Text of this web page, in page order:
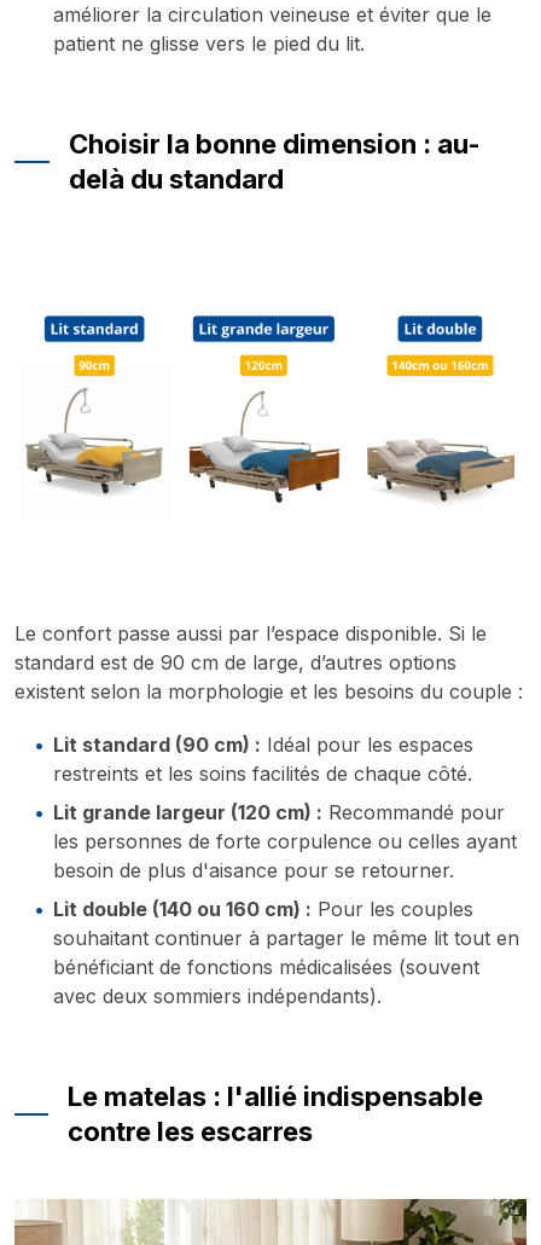
améliorer la circulation veineuse et éviter que le
patient ne glisse vers le pied du lit.
Choisir la bonne dimension : au-
delà du standard
Le confort passe aussi par l’espace disponible. Si le
standard est de 90 cm de large, d’autres options
existent selon la morphologie et les besoins du couple :
Lit standard (90 cm) : Idéal pour les espaces
restreints et les soins facilités de chaque côté.
Lit grande largeur (120 cm) : Recommandé pour
les personnes de forte corpulence ou celles ayant
besoin de plus d'aisance pour se retourner.
Lit double (140 ou 160 cm) : Pour les couples
souhaitant continuer à partager le même lit tout en
bénéficiant de fonctions médicalisées (souvent
avec deux sommiers indépendants).
Le matelas : l'allié indispensable
contre les escarres